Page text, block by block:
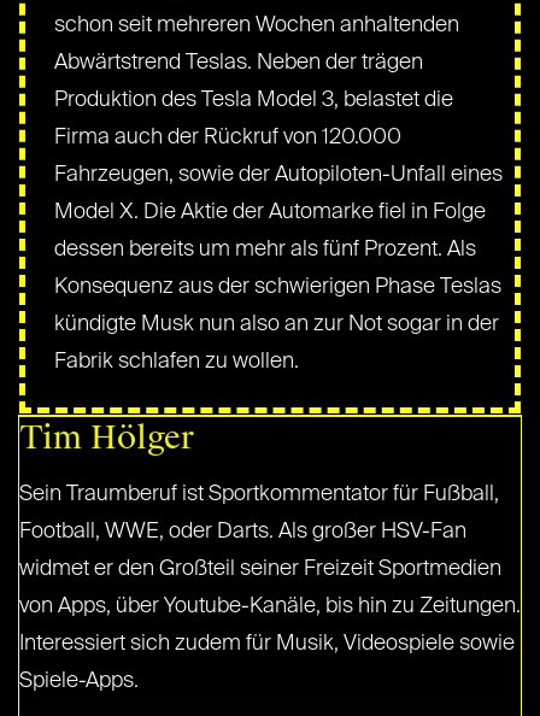
schon seit mehreren Wochen anhaltenden
Abwärtstrend Teslas. Neben der trägen
Produktion des Tesla Model 3, belastet die
Firma auch der Rückruf von 120.000
Fahrzeugen, sowie der Autopiloten-Unfall eines
Model X. Die Aktie der Automarke fiel in Folge
dessen bereits um mehr als fünf Prozent. Als
Konsequenz aus der schwierigen Phase Teslas
kündigte Musk nun also an zur Not sogar in der
Fabrik schlafen zu wollen.
Tim Hölger
Sein Traumberuf ist Sportkommentator für Fußball,
Football, WWE, oder Darts. Als großer HSV-Fan
widmet er den Großteil seiner Freizeit Sportmedien
von Apps, über Youtube-Kanäle, bis hin zu Zeitungen.
Interessiert sich zudem für Musik, Videospiele sowie
Spiele-Apps.